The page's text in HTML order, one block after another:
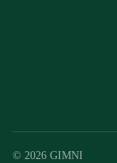
© 2026 GIMNI